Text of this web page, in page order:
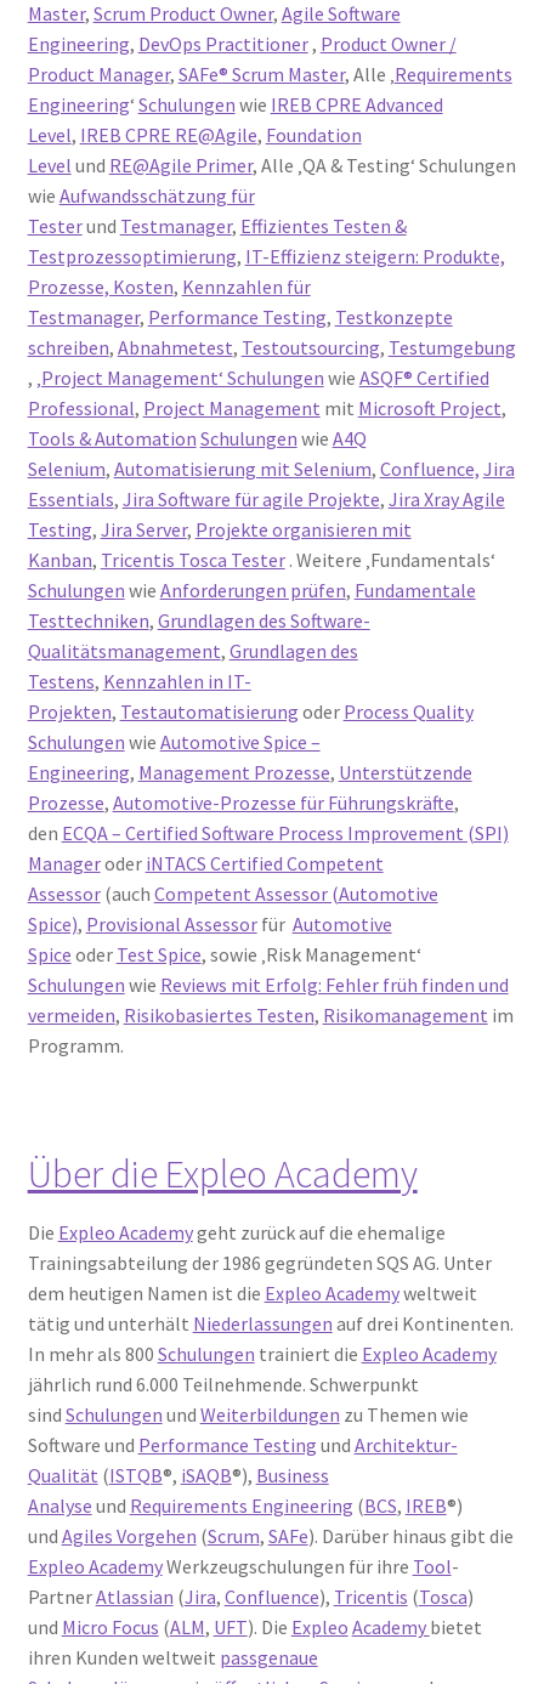
Master, Scrum Product Owner, Agile Software
Engineering, DevOps Practitioner, Product Owner /
Product Manager, SAFe® Scrum Master, Alle ‚Requirements
Engineering‘ Schulungen wie IREB CPRE Advanced
Level, IREB CPRE RE@Agile, Foundation
Level und RE@Agile Primer, Alle ‚QA & Testing‘ Schulungen
wie Aufwandsschätzung für
Testerund Testmanager, Effizientes Testen &
Testprozessoptimierung, IT-Effizienz steigern: Produkte,
Prozesse, Kosten, Kennzahlen für
Testmanager, Performance Testing, Testkonzepte
schreiben, Abnahmetest, Testoutsourcing, Testumgebung
, ‚Project Management‘ Schulungen wie ASQF® Certified
Professional, Project Management mit Microsoft Project,
Tools & Automation Schulungen wie A4Q
Selenium, Automatisierung mit Selenium, Confluence, Jira
Essentials, Jira Software für agile Projekte, Jira Xray Agile
Testing, Jira Server, Projekte organisieren mit
Kanban, Tricentis Tosca Tester. Weitere ‚Fundamentals‘
Schulungen wie Anforderungen prüfen, Fundamentale
Testtechniken, Grundlagen des Software-
Qualitätsmanagement, Grundlagen des
Testens, Kennzahlen in IT-
Projekten, Testautomatisierung oder Process Quality
Schulungen wie Automotive Spice –
Engineering, Management Prozesse, Unterstützende
Prozesse, Automotive-Prozesse für Führungskräfte,
den ECQA – Certified Software Process Improvement (SPI)
Manageroder iNTACS Certified Competent
Assessor(auch Competent Assessor (Automotive
Spice), Provisional Assessorfür Automotive
Spice oder Test Spice, sowie ‚Risk Management‘
Schulungen wie Reviews mit Erfolg: Fehler früh finden und
vermeiden, Risikobasiertes Testen, Risikomanagement im
Programm.
Über die Expleo Academy
Die Expleo Academygeht zurück auf die ehemalige
Trainingsabteilung der 1986 gegründeten SQS AG. Unter
dem heutigen Namen ist die Expleo Academyweltweit
tätig und unterhält Niederlassungen auf drei Kontinenten.
In mehr als 800 Schulungen trainiert die Expleo Academy
jährlich rund 6.000 Teilnehmende. Schwerpunkt
sind Schulungen und Weiterbildungen zu Themen wie
Software und Performance Testing und Architektur-
Qualität (ISTQB®, iSAQB®), Business
Analyse und Requirements Engineering (BCS, IREB®)
und Agiles Vorgehen (Scrum, SAFe). Darüber hinaus gibt die
Expleo AcademyWerkzeugschulungen für ihre Tool-
PartnerAtlassian (Jira, Confluence), Tricentis (Tosca)
und Micro Focus (ALM, UFT). Die Expleo Academy bietet
ihren Kunden weltweit passgenaue